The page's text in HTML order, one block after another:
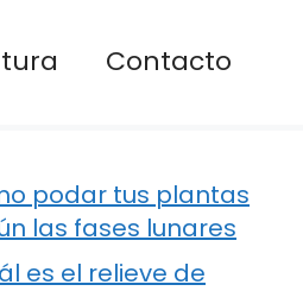
Contacto
podar tus plantas
las fases lunares
es el relieve de